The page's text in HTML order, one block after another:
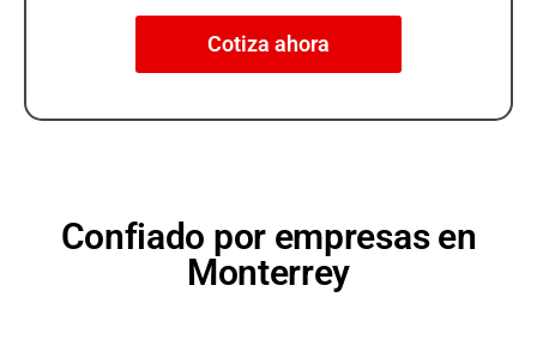
Cotiza ahora
Confiado por empresas en
Monterrey